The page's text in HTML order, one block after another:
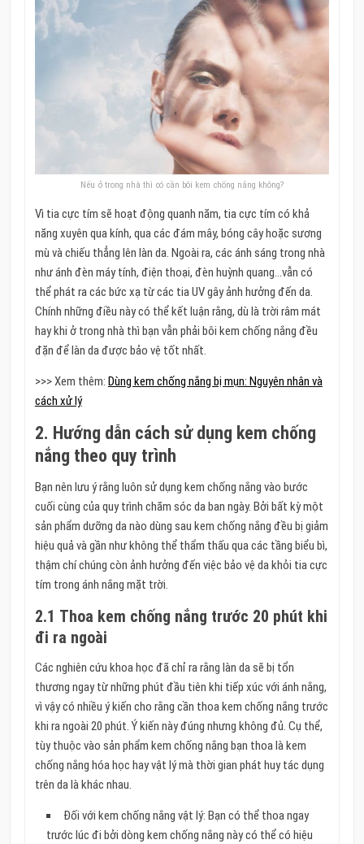
Nếu ở trong nhà thì có cần bôi kem chống nắng không?
Vì tia cực tím sẽ hoạt động quanh năm, tia cực tím có khả
năng xuyên qua kính, qua các đám mây, bóng cây hoặc sương
mù và chiếu thẳng lên làn da. Ngoài ra, các ánh sáng trong nhà
như ánh đèn máy tính, điện thoại, đèn huỳnh quang…vẫn có
thể phát ra các bức xạ từ các tia UV gây ảnh hưởng đến da.
Chính những điều này có thể kết luận rằng, dù là trời râm mát
hay khi ở trong nhà thì bạn vẫn phải bôi kem chống nắng đều
đặn để làn da được bảo vệ tốt nhất.
>>> Xem thêm: Dùng kem chống nắng bị mụn: Nguyên nhân và
cách xử lý
2. Hướng dẫn cách sử dụng kem chống
nắng theo quy trình
Bạn nên lưu ý rằng luôn sử dụng kem chống nắng vào bước
cuối cùng của quy trình chăm sóc da ban ngày. Bởi bất kỳ một
sản phẩm dưỡng da nào dùng sau kem chống nắng đều bị giảm
hiệu quả và gần như không thể thẩm thấu qua các tầng biểu bì,
thậm chí chúng còn ảnh hưởng đến việc bảo vệ da khỏi tia cực
tím trong ánh nắng mặt trời.
2.1 Thoa kem chống nắng trước 20 phút khi
đi ra ngoài
Các nghiên cứu khoa học đã chỉ ra rằng làn da sẽ bị tổn
thương ngay từ những phút đầu tiên khi tiếp xúc với ánh nắng,
vì vậy có nhiều ý kiến cho rằng cần thoa kem chống nắng trước
khi ra ngoài 20 phút. Ý kiến này đúng nhưng không đủ. Cụ thể,
tùy thuộc vào sản phẩm kem chống nắng bạn thoa là kem
chống nắng hóa học hay vật lý mà thời gian phát huy tác dụng
trên da là khác nhau.
Đối với kem chống nắng vật lý: Bạn có thể thoa ngay
trước lúc đi bởi dòng kem chống nắng này có thể có hiệu